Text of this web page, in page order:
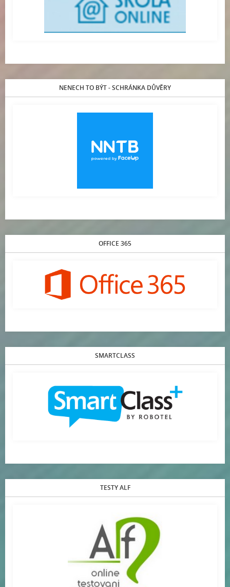
NENECH TO BÝT - SCHRÁNKA DŮVĚRY
OFFICE 365
SMARTCLASS
TESTY ALF